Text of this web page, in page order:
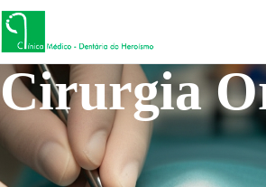
Cirurgia